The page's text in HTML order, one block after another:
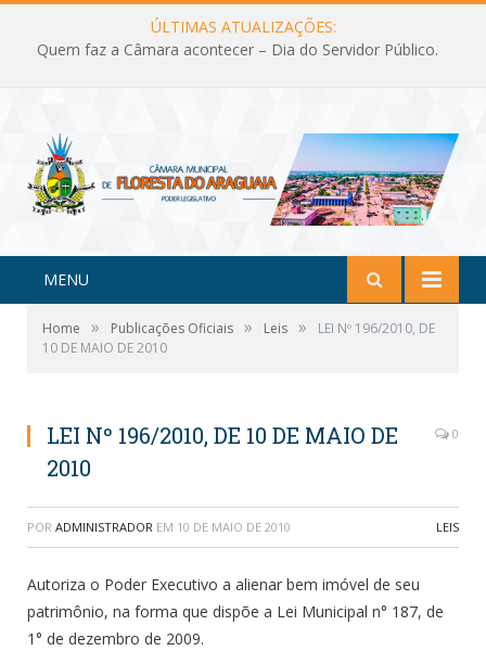
ÚLTIMAS ATUALIZAÇÕES:
Quem faz a Câmara acontecer – Dia do Servidor Público.
MENU
Home » Publicações Oficiais » Leis »
LEI Nº 196/2010, DE
10 DE MAIO DE 2010
LEI Nº 196/2010, DE 10 DE MAIO DE
2010
0
POR ADMINISTRADOR EM 10 DE MAIO DE 2010 LEIS
Autoriza o Poder Executivo a alienar bem imóvel de seu
patrimônio, na forma que dispõe a Lei Municipal n° 187, de
1° de dezembro de 2009.